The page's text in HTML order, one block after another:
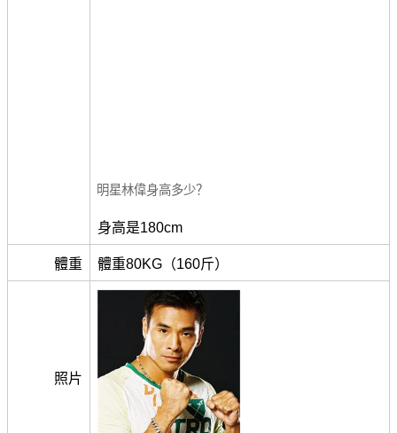
明星林偉身高多少？
身高是180cm
體重 體重80KG（160斤）
照片